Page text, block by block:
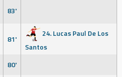
83'
81'
24. Lucas Paul De Los
Santos
80'